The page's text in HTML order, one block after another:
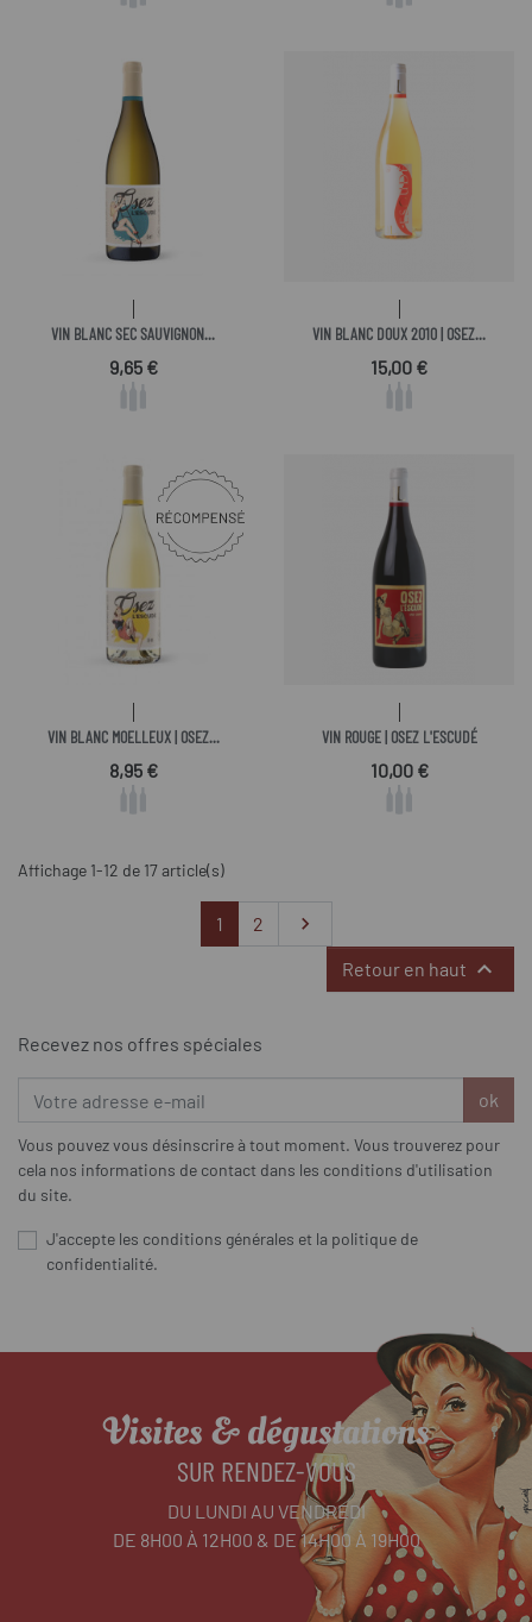
VIN BLANC SEC SAUVIGNON...
Prix
9,65 €
VIN BLANC DOUX 2010 | OSEZ...
Prix
15,00 €
VIN BLANC MOELLEUX | OSEZ...
Prix
8,95 €
VIN ROUGE | OSEZ L'ESCUDÉ
Prix
10,00 €
Affichage 1-12 de 17 article(s)
1 2 Suivant

Retour en haut 
Recevez nos offres spéciales
ok
Vous pouvez vous désinscrire à tout moment. Vous trouverez pour
cela nos informations de contact dans les conditions d'utilisation
du site.
J'accepte les conditions générales et la politique de
confidentialité.
Visites & dégustations
SUR RENDEZ-VOUS
DU LUNDI AU VENDREDI
DE 8H00 À 12H00 & DE 14H00 À 19H00